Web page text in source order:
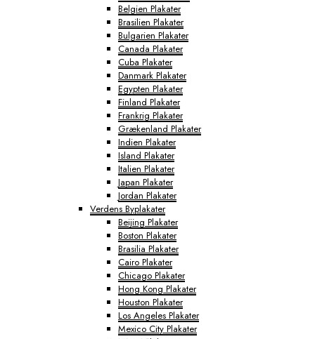
Belgien Plakater
Brasilien Plakater
Bulgarien Plakater
Canada Plakater
Cuba Plakater
Danmark Plakater
Egypten Plakater
Finland Plakater
Frankrig Plakater
Grækenland Plakater
Indien Plakater
Island Plakater
Italien Plakater
Japan Plakater
Jordan Plakater
Verdens Byplakater
Beijing Plakater
Boston Plakater
Brasilia Plakater
Cairo Plakater
Chicago Plakater
Hong Kong Plakater
Houston Plakater
Los Angeles Plakater
Mexico City Plakater